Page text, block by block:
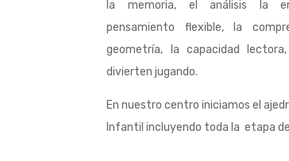
la memoria, el análisis la
pensamiento flexible, la
geometría, la capacidad
divierten jugando.
En nuestro centro iniciamos el
Infantil incluyendo toda la etapa